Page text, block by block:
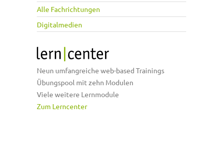
Alle Fachrichtungen
Digitalmedien
Neun umfangreiche web-based Trainings
Übungspool mit zehn Modulen
Viele weitere Lernmodule
Zum Lerncenter